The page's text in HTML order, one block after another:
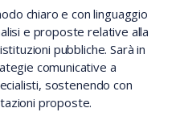
chiaro e con linguaggio
e proposte relative alla
pubbliche. Sarà in
comunicative a
sostenendo con
proposte.